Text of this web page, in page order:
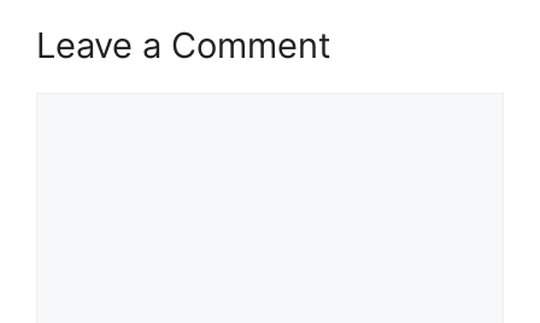
Leave a Comment